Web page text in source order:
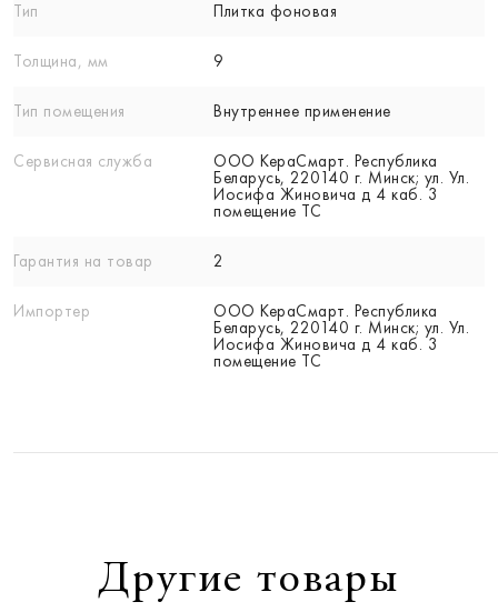
Тип Плитка фоновая
Толщина, мм 9
Тип помещения Внутреннее применение
Сервисная служба
ООО КераСмарт. Республика
Беларусь, 220140 г. Минск; ул. Ул.
Иосифа Жиновича д 4 каб. 3
помещение ТС
Гарантия на товар 2
Импортер
ООО КераСмарт. Республика
Беларусь, 220140 г. Минск; ул. Ул.
Иосифа Жиновича д 4 каб. 3
помещение ТС
Другие товары